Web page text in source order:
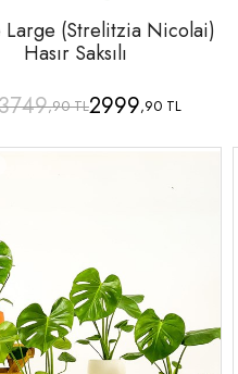
Large (Strelitzia Nicolai)
Hasır Saksılı
,90 TL2999,90 TL